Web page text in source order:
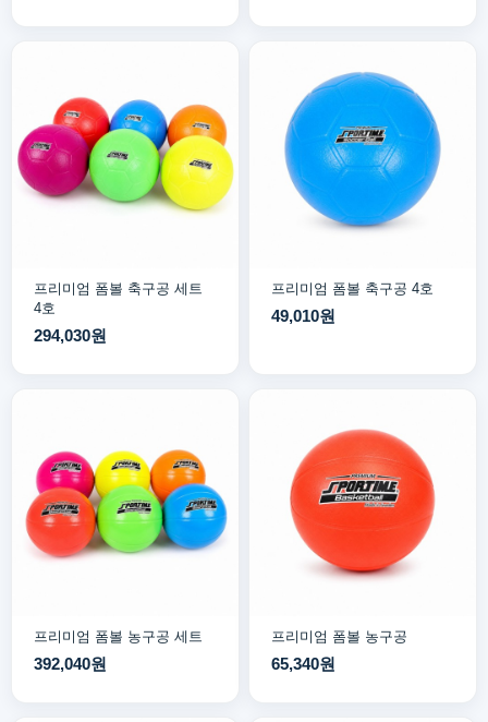
프리미엄 폼볼 축구공 세트
4호
294,030원
프리미엄 폼볼 축구공 4호
49,010원
프리미엄 폼볼 농구공 세트
392,040원
프리미엄 폼볼 농구공
65,340원